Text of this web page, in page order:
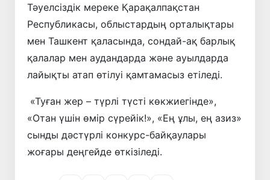
Тәуелсіздік мереке Қарақалпақстан
Республикасы, облыстардың орталықтары
мен Ташкент қаласында, сондай-ақ барлық
қалалар мен аудандарда және ауылдарда
лайықты атап өтілуі қамтамасыз етіледі.
«Туған жер – түрлі түсті көкжиегінде»,
«Отан үшін өмір сүрейік!», «Ең ұлы, ең азиз»
сынды дәстүрлі конкурс-байқаулары
жоғары деңгейде өткізіледі.